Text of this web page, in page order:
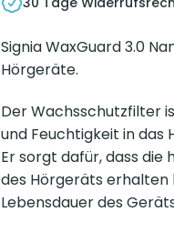
Signia WaxGuard 3.0
Hörgeräte.
Der Wachsschutzfilter
und Feuchtigkeit in das
Er sorgt dafür, dass
des Hörgeräts
Lebensdauer des